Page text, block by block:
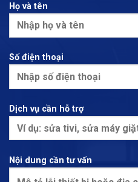
Họ và tên
Số điện thoại
Dịch vụ cần hỗ trợ
Nội dung cần tư vấn